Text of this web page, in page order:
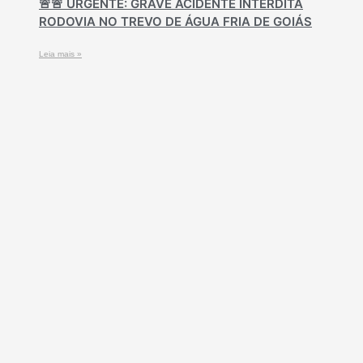
🚨🚨 URGENTE: GRAVE ACIDENTE INTERDITA
RODOVIA NO TREVO DE ÁGUA FRIA DE GOIÁS
Leia mais »